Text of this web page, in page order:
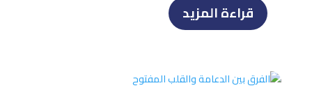
قراءة المزيد